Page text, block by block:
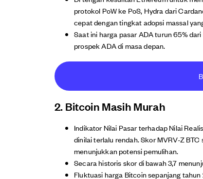
protokol PoW ke PoS, Hydra dari
cepat dengan tingkat adopsi massal
Saat ini harga pasar ADA turun 65%
prospek ADA di masa depan.
2. Bitcoin Masih Murah
Indikator Nilai Pasar terhadap Nilai
dinilai terlalu rendah. Skor MVRV-Z
menunjukkan potensi pemulihan.
Secara historis skor di bawah 3,7
Fluktuasi harga Bitcoin sepanjang